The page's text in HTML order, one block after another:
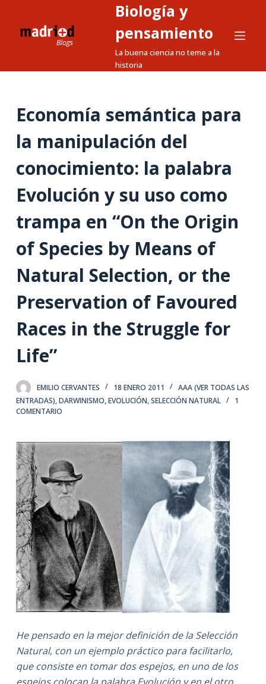
a
n
d
Biología y
pensamiento
La buena ciencia no teme a la
historia
Economía semántica para
la manipulación del
conocimiento: la palabra
Evolución y su uso como
trampa en “On the Origin
of Species by Means of
Natural Selection, or the
Preservation of Favoured
Races in the Struggle for
Life”
EMILIO CERVANTES 18 ENERO 2011
AAA (VER TODAS LAS
ENTRADAS),DARWINISMO,EVOLUCIÓN,SELECCIÓN NATURAL
1
COMENTARIO
He pensado en la mejor definición de la Selección
Natural, con un ejemplo práctico para facilitarlo,
que consiste en tomar dos espejos, en uno de los